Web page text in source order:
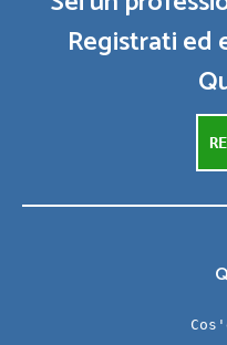
Registrati ed